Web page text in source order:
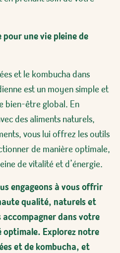
une vie pleine de
et le kombucha dans
est un moyen simple et
bien-être global. En
des aliments naturels,
vous lui offrez les outils
de manière optimale,
de vitalité et d’énergie.
engageons à vous offrir
qualité, naturels et
dans votre
optimale. Explorez notre
et de kombucha, et